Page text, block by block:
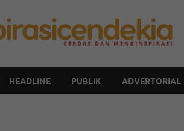
HEADLINE PUBLIK ADVERTORIAL